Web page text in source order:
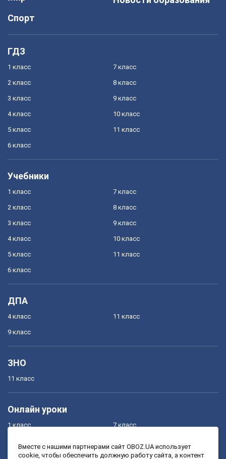
Спорт
ГДЗ
1 класс
2 класс
3 класс
4 класс
5 класс
6 класс
7 класс
8 класс
9 класс
10 класс
11 класс
Учебники
1 класс
2 класс
3 класс
4 класс
5 класс
6 класс
7 класс
8 класс
9 класс
10 класс
11 класс
ДПА
4 класс
9 класс
11 класс
ЗНО
11 класс
Онлайн уроки
1 класс
3 класс
7 класс
9 класс
Вместе с нашими партнерами сайт OBOZ.UA использует
cookie, чтобы обеспечить должную работу сайта, а контент